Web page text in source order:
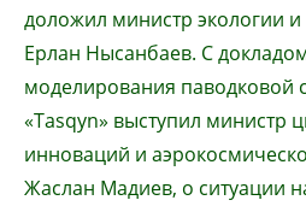
доложил министр экологии
Ерлан Нысанбаев. С
моделирования паводковой
«Tasqyn» выступил министр
инноваций и
Жаслан Мадиев, о ситуации